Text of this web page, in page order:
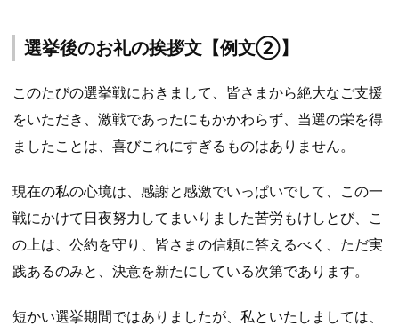
選挙後のお礼の挨拶文【例文②】
このたびの選挙戦におきまして、皆さまから絶大なご支援
をいただき、激戦であったにもかかわらず、当選の栄を得
ましたことは、喜びこれにすぎるものはありません。
現在の私の心境は、感謝と感激でいっぱいでして、この一
戦にかけて日夜努力してまいりました苦労もけしとび、こ
の上は、公約を守り、皆さまの信頼に答えるべく、ただ実
践あるのみと、決意を新たにしている次第であります。
短かい選挙期間ではありましたが、私といたしましては、